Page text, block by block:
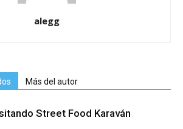
alegg
Más del autor
Street Food Karaván